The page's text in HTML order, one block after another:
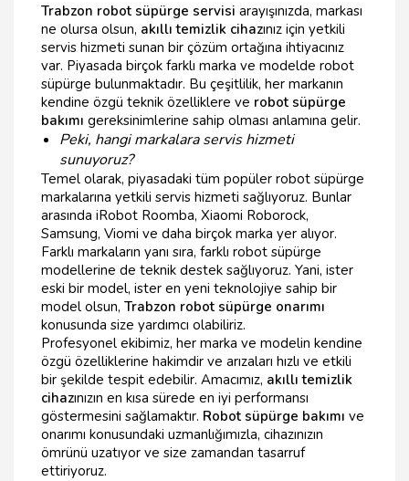
Trabzon robot süpürge servisi arayışınızda, markası
ne olursa olsun, akıllı temizlik cihazınız için yetkili
servis hizmeti sunan bir çözüm ortağına ihtiyacınız
var. Piyasada birçok farklı marka ve modelde robot
süpürge bulunmaktadır. Bu çeşitlilik, her markanın
kendine özgü teknik özelliklere ve robot süpürge
bakımı gereksinimlerine sahip olması anlamına gelir.
Peki, hangi markalara servis hizmeti
sunuyoruz?
Temel olarak, piyasadaki tüm popüler robot süpürge
markalarına yetkili servis hizmeti sağlıyoruz. Bunlar
arasında iRobot Roomba, Xiaomi Roborock,
Samsung, Viomi ve daha birçok marka yer alıyor.
Farklı markaların yanı sıra, farklı robot süpürge
modellerine de teknik destek sağlıyoruz. Yani, ister
eski bir model, ister en yeni teknolojiye sahip bir
model olsun, Trabzon robot süpürge onarımı
konusunda size yardımcı olabiliriz.
Profesyonel ekibimiz, her marka ve modelin kendine
özgü özelliklerine hakimdir ve arızaları hızlı ve etkili
bir şekilde tespit edebilir. Amacımız, akıllı temizlik
cihazınızın en kısa sürede en iyi performansı
göstermesini sağlamaktır. Robot süpürge bakımı ve
onarımı konusundaki uzmanlığımızla, cihazınızın
ömrünü uzatıyor ve size zamandan tasarruf
ettiriyoruz.